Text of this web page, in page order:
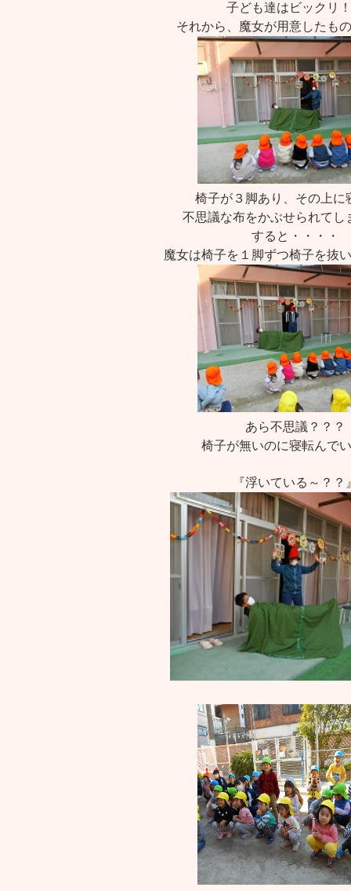
子ども達はビックリ
それから、魔女が用意したも
椅子が３脚あり、その上に
不思議な布をかぶせられてし
すると・・・・
魔女は椅子を１脚ずつ椅子を抜
あら不思議？？？
椅子が無いのに寝転んで
『浮いている～？？